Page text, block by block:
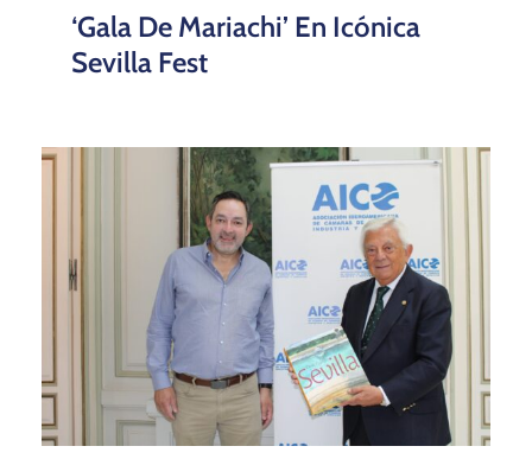
Situación Y Perspectivas Del
Sector Aeronáutico